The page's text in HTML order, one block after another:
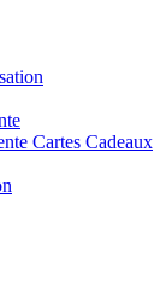
Cartes Cadeaux